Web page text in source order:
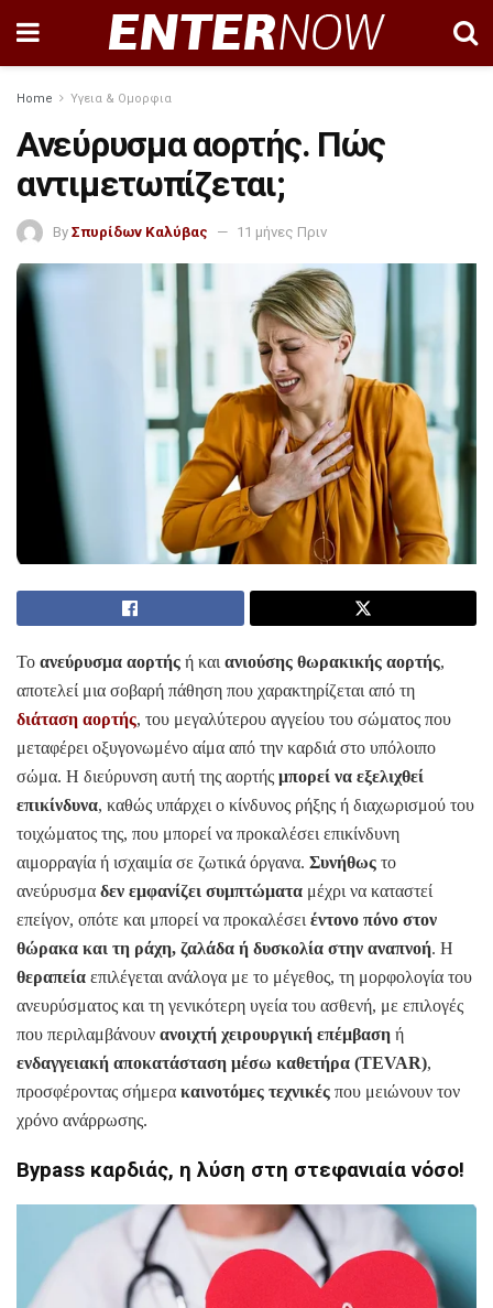
Home Υγεια & Ομορφια
Ανεύρυσμα αορτής. Πώς
αντιμετωπίζεται;
By Σπυρίδων Καλύβας 11 μήνες Πριν
Το ανεύρυσμα αορτής ή και ανιούσης θωρακικής αορτής,
αποτελεί μια σοβαρή πάθηση που χαρακτηρίζεται από τη
διάταση αορτής, του μεγαλύτερου αγγείου του σώματος που
μεταφέρει οξυγονωμένο αίμα από την καρδιά στο υπόλοιπο
σώμα. Η διεύρυνση αυτή της αορτής μπορεί να εξελιχθεί
επικίνδυνα, καθώς υπάρχει ο κίνδυνος ρήξης ή διαχωρισμού του
τοιχώματος της, που μπορεί να προκαλέσει επικίνδυνη
αιμορραγία ή ισχαιμία σε ζωτικά όργανα. Συνήθως το
ανεύρυσμα δεν εμφανίζει συμπτώματα μέχρι να καταστεί
επείγον, οπότε και μπορεί να προκαλέσει έντονο πόνο στον
θώρακα και τη ράχη, ζαλάδα ή δυσκολία στην αναπνοή. Η
θεραπεία επιλέγεται ανάλογα με το μέγεθος, τη μορφολογία του
ανευρύσματος και τη γενικότερη υγεία του ασθενή, με επιλογές
που περιλαμβάνουν ανοιχτή χειρουργική επέμβαση ή
ενδαγγειακή αποκατάσταση μέσω καθετήρα (TEVAR),
προσφέροντας σήμερα καινοτόμες τεχνικές που μειώνουν τον
χρόνο ανάρρωσης.
Bypass καρδιάς, η λύση στη στεφανιαία νόσο!